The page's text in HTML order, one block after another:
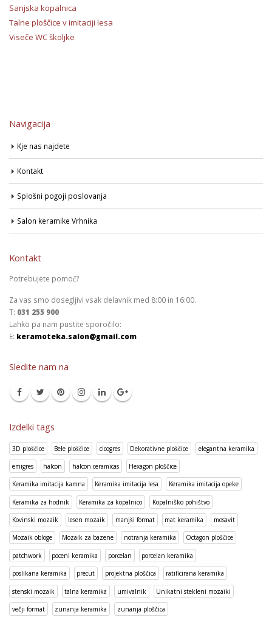
Sanjska kopalnica
Talne ploščice v imitaciji lesa
Viseče WC školjke
Navigacija
Kje nas najdete
Kontakt
Splošni pogoji poslovanja
Salon keramike Vrhnika
Kontakt
Potrebujete pomoč?
Za vas smo dosegljivi vsak delavnik med 8:00 in 16:00.
T: 031 255 900
Lahko pa nam pustite sporočilo:
E: keramoteka.salon@gmail.com
Sledite nam na
Izdelki tags
3D ploščice Bele ploščice cicogres Dekorativne ploščice elegantna keramika
emigres halcon halcon ceramicas Hexagon ploščice
Keramika imitacija kamna Keramika imitacija lesa Keramika imitacija opeke
Keramika za hodnik Keramika za kopalnico Kopalniško pohištvo
Kovinski mozaik lesen mozaik manjši format mat keramika mosavit
Mozaik obloge Mozaik za bazene notranja keramika Octagon ploščice
patchwork poceni keramika porcelan porcelan keramika
poslikana keramika precut projektna ploščica ratificirana keramika
stenski mozaik talna keramika umivalnik Unikatni stekleni mozaiki
večji format zunanja keramika zunanja ploščica